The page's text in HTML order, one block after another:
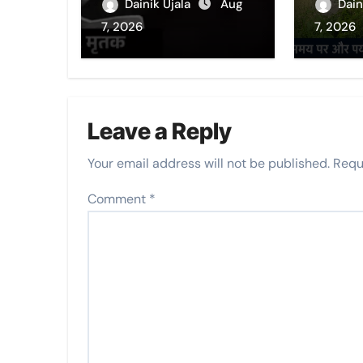
पहले चाय पिलाई, फिर
खुद लगाई आग
Dainik Ujala
Aug
7, 2026
दिए
7, 2026
Leave a Reply
Your email address will not be published.
Comment *